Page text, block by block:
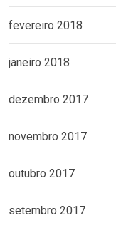
fevereiro 2018
janeiro 2018
dezembro 2017
novembro 2017
outubro 2017
setembro 2017